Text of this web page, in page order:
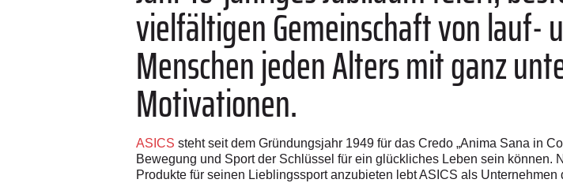
vielfältigen Gemeinschaft von lauf-
Menschen jeden Alters mit ganz
Motivationen.
ASICS steht seit dem Gründungsjahr 1949 für das Credo „Anima Sana in
Bewegung und Sport der Schlüssel für ein glückliches Leben sein können.
Produkte für seinen Lieblingssport anzubieten lebt ASICS als